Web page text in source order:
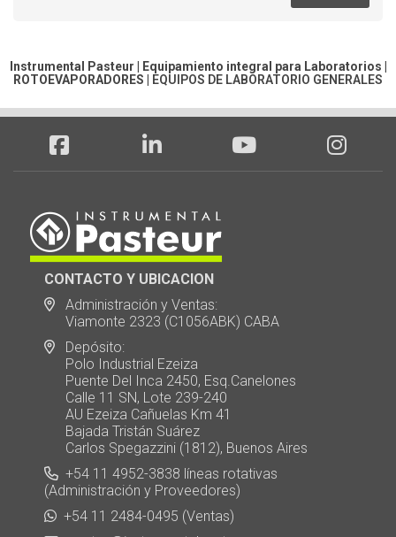
Instrumental Pasteur | Equipamiento integral para Laboratorios |
ROTOEVAPORADORES
EQUIPOS DE LABORATORIO GENERALES
CONTACTO Y UBICACION
Administración y Ventas:
Viamonte 2323 (C1056ABK) CABA
Depósito:
Polo Industrial Ezeiza
Puente Del Inca 2450, Esq.Canelones
Calle 11 SN, Lote 239-240
AU Ezeiza Cañuelas Km 41
Bajada Tristán Suárez
Carlos Spegazzini (1812), Buenos Aires
+54 11 4952-3838 líneas rotativas
(Administración y Proveedores)
+54 11 2484-0495 (Ventas)